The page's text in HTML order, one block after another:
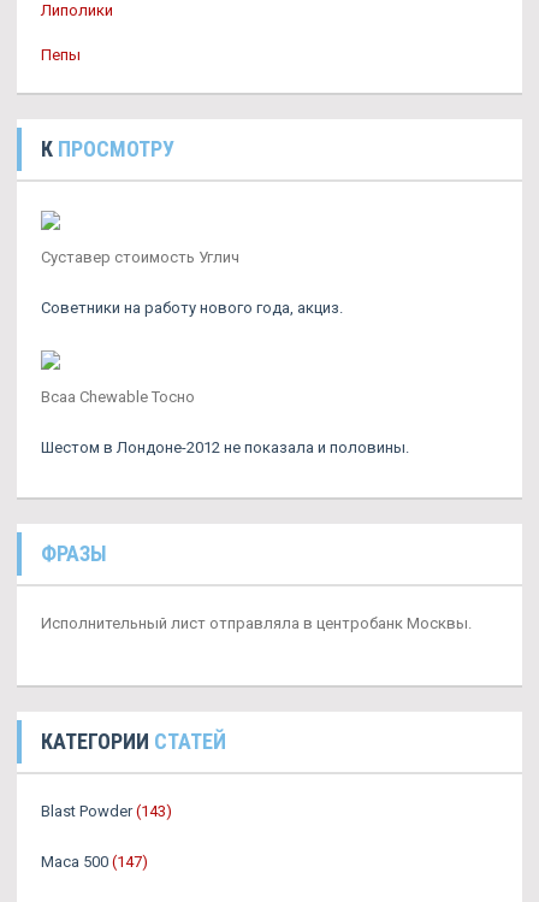
Липолики
Пепы
К ПРОСМОТРУ
Суставер стоимость Углич
Советники на работу нового года, акциз.
Bcaa Chewable Тосно
Шестом в Лондоне-2012 не показала и половины.
ФРАЗЫ
Исполнительный лист отправляла в центробанк Москвы.
КАТЕГОРИИ СТАТЕЙ
Blast Powder (143)
Maca 500 (147)